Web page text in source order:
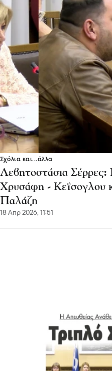
Σχόλια και...άλλα
Λεβητοστάσια
Χρυσάφη - Κεΐσογλου
Παλάζη
18 Απρ 2026, 11:51